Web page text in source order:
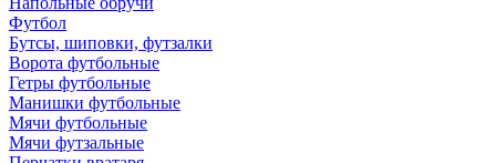
Футбол
Бутсы, шиповки, футзалки
Ворота футбольные
Гетры футбольные
Манишки футбольные
Мячи футбольные
Мячи футзальные